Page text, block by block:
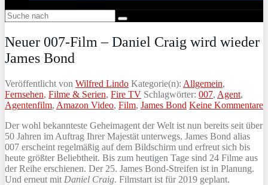
Neuer 007-Film – Daniel Craig wird wieder
James Bond
Veröffentlicht von Wilfred Lindo Kategorie(n): Allgemein,
Fernsehen, Filme & Serien, Fire TV Schlagwörter: 007, Agent,
Agentenfilm, Amazon Video, Film, James Bond Keine Kommentare
Der wohl bekannteste Geheimagent der Welt ist nun bereits seit über
50 Jahren im Auftrag Ihrer Majestät unterwegs. James Bond alias
007 erscheint regelmäßig auf dem Bildschirm und erfreut sich bis
heute größter Beliebtheit. Bis zum heutigen Tage sind 24 Filme aus
der Reihe erschienen. Der 25. James Bond-Streifen ist in Planung.
Und erneut mit Daniel Craig. Filmstart ist für 2019 geplant.